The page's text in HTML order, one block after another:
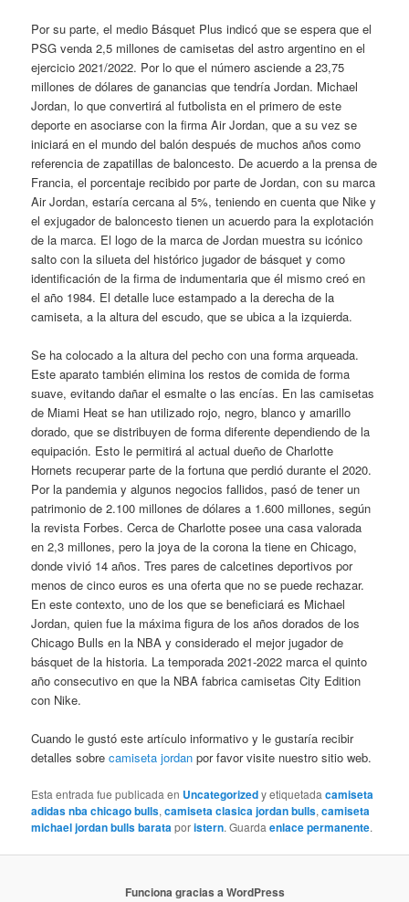
Por su parte, el medio Básquet Plus indicó que se espera que el
PSG venda 2,5 millones de camisetas del astro argentino en el
ejercicio 2021/2022. Por lo que el número asciende a 23,75
millones de dólares de ganancias que tendría Jordan. Michael
Jordan, lo que convertirá al futbolista en el primero de este
deporte en asociarse con la firma Air Jordan, que a su vez se
iniciará en el mundo del balón después de muchos años como
referencia de zapatillas de baloncesto. De acuerdo a la prensa de
Francia, el porcentaje recibido por parte de Jordan, con su marca
Air Jordan, estaría cercana al 5%, teniendo en cuenta que Nike y
el exjugador de baloncesto tienen un acuerdo para la explotación
de la marca. El logo de la marca de Jordan muestra su icónico
salto con la silueta del histórico jugador de básquet y como
identificación de la firma de indumentaria que él mismo creó en
el año 1984. El detalle luce estampado a la derecha de la
camiseta, a la altura del escudo, que se ubica a la izquierda.
Se ha colocado a la altura del pecho con una forma arqueada.
Este aparato también elimina los restos de comida de forma
suave, evitando dañar el esmalte o las encías. En las camisetas
de Miami Heat se han utilizado rojo, negro, blanco y amarillo
dorado, que se distribuyen de forma diferente dependiendo de la
equipación. Esto le permitirá al actual dueño de Charlotte
Hornets recuperar parte de la fortuna que perdió durante el 2020.
Por la pandemia y algunos negocios fallidos, pasó de tener un
patrimonio de 2.100 millones de dólares a 1.600 millones, según
la revista Forbes. Cerca de Charlotte posee una casa valorada
en 2,3 millones, pero la joya de la corona la tiene en Chicago,
donde vivió 14 años. Tres pares de calcetines deportivos por
menos de cinco euros es una oferta que no se puede rechazar.
En este contexto, uno de los que se beneficiará es Michael
Jordan, quien fue la máxima figura de los años dorados de los
Chicago Bulls en la NBA y considerado el mejor jugador de
básquet de la historia. La temporada 2021-2022 marca el quinto
año consecutivo en que la NBA fabrica camisetas City Edition
con Nike.
Cuando le gustó este artículo informativo y le gustaría recibir
detalles sobrecamiseta jordan por favor visite nuestro sitio web.
Esta entrada fue publicada en Uncategorizedy etiquetadacamiseta
adidas nba chicago bulls,camiseta clasica jordan bulls,camiseta
michael jordan bulls barataporistern. Guardaenlace permanente.
Funciona gracias a WordPress